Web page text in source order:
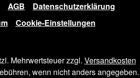
AGB
Datenschutzerklärung
Cookie-Einstellungen
Mehrwertsteuer zzgl. Versandkosten
wenn nicht anders angegeben.